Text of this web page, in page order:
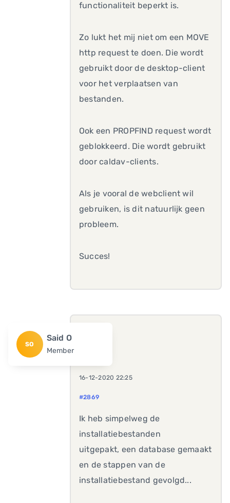
functionaliteit beperkt is.
Zo lukt het mij niet om een MOVE
http request te doen. Die wordt
gebruikt door de desktop-client
voor het verplaatsen van
bestanden.
Ook een PROPFIND request wordt
geblokkeerd. Die wordt gebruikt
door caldav-clients.
Als je vooral de webclient wil
gebruiken, is dit natuurlijk geen
probleem.
Succes!
SO
Said O
Member
16-12-2020 22:25
#2869
Ik heb simpelweg de
installatiebestanden
uitgepakt, een database gemaakt
en de stappen van de
installatiebestand gevolgd...